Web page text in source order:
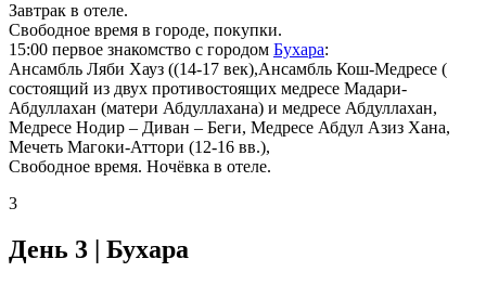
Завтрак в отеле.
Свободное время в городе, покупки.
15:00 первое знакомство с городом Бухара:
Ансамбль Ляби Хауз ((14-17 век),Ансамбль Кош-Медресе (
состоящий из двух противостоящих медресе Мадари-
Абдуллахан (матери Абдуллахана) и медресе Абдуллахан,
Медресе Нодир – Диван – Беги, Медресе Абдул Азиз Хана,
Мечеть Магоки-Аттори (12-16 вв.),
Свободное время. Ночёвка в отеле.
3
День 3 | Бухара